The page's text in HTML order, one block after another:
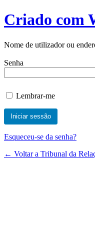
Criado com
Nome de utilizador ou
Senha
Lembrar-me
Esqueceu-se da senha?
← Voltar a Tribunal da